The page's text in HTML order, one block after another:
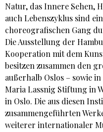
Natur, das Innere Sehen,
auch Lebenszyklus sind
choreografischen Gang
Die Ausstellung der
Kooperation mit dem
besitzen zusammen den
außerhalb Oslos – sowie
Maria Lassnig Stiftung in
in Oslo. Die aus diesen
zusammengeführten
weiterer internationaler